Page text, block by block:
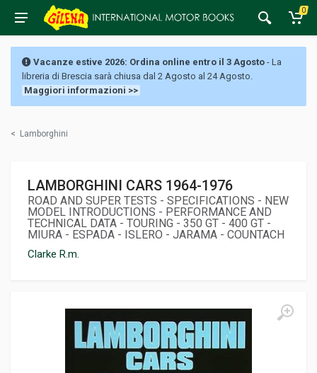
0
Vacanze estive 2026: Ordina online entro il 3 Agosto - La
libreria di Brescia sarà chiusa dal 2 Agosto al 24 Agosto.
Maggiori informazioni >>
< Lamborghini
LAMBORGHINI CARS 1964-1976
ROAD AND SUPER TESTS - SPECIFICATIONS - NEW
MODEL INTRODUCTIONS - PERFORMANCE AND
TECHNICAL DATA - TOURING - 350 GT - 400 GT -
MIURA - ESPADA - ISLERO - JARAMA - COUNTACH
Clarke R.m.